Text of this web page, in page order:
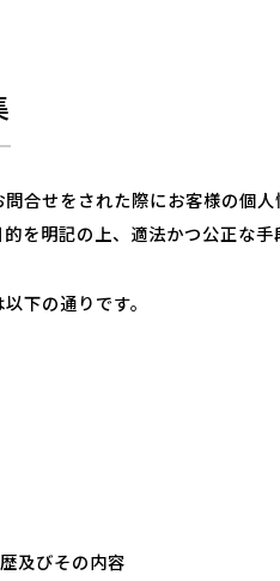
合せをされた際にお客様の個人
を明記の上、適法かつ公正な手
下の通りです。
及びその内容